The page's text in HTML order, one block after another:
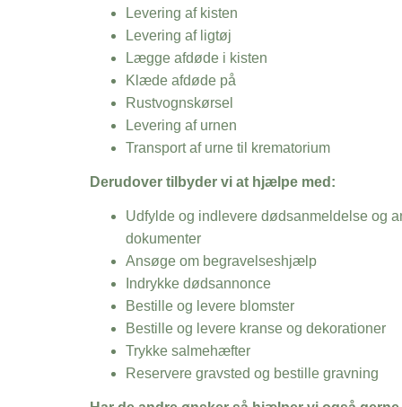
Levering af kisten
Levering af ligtøj
Lægge afdøde i kisten
Klæde afdøde på
Rustvognskørsel
Levering af urnen
Transport af urne til krematorium
Derudover tilbyder vi at hjælpe med:
Udfylde og indlevere dødsanmeldelse og
dokumenter
Ansøge om begravelseshjælp
Indrykke dødsannonce
Bestille og levere blomster
Bestille og levere kranse og dekorationer
Trykke salmehæfter
Reservere gravsted og bestille gravning